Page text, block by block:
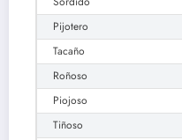
Pijotero
Tacaño
Roñoso
Piojoso
Tiñoso